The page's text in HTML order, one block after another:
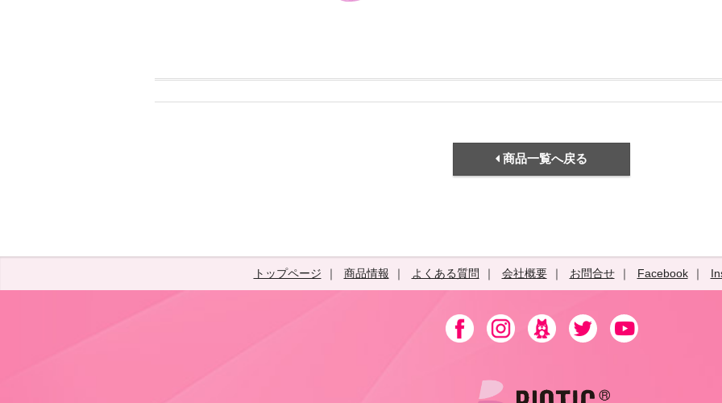
商品一覧へ戻る
トップページ 商品情報 よくある質問 会社概要 お問合せ Facebook